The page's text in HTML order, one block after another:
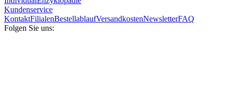
Kundenservice
KontaktFilialenBestellablaufVersandkostenNewsletterFAQ
Folgen Sie uns: